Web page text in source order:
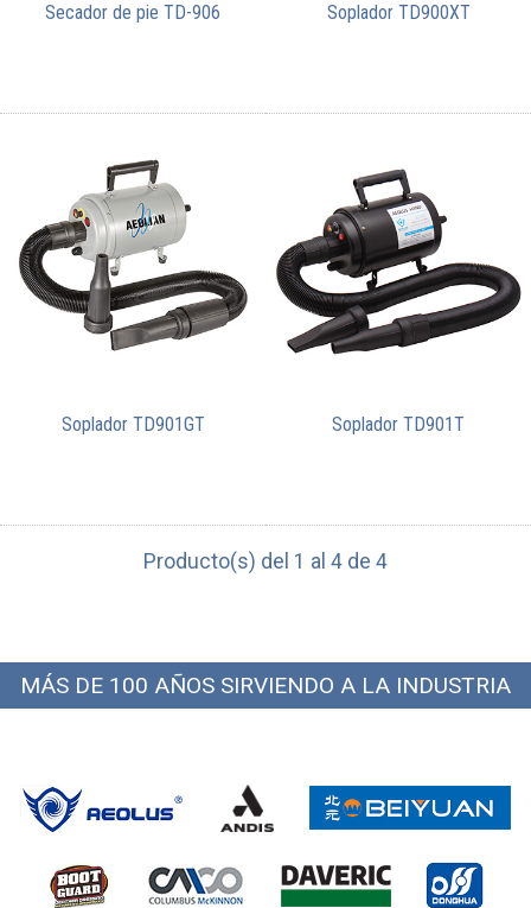
Secador de pie TD-906 Soplador TD900XT
Soplador TD901GT Soplador TD901T
Producto(s) del 1 al 4 de 4
MÁS DE 100 AÑOS SIRVIENDO A LA INDUSTRIA